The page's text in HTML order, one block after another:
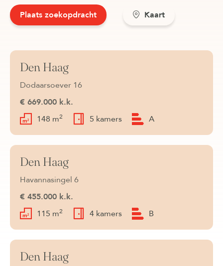
Plaats zoekopdracht
Kaart
Verkocht
Den Haag
Dodaarsoever 16
€ 669.000 k.k.
148 m2 5 kamers A
Verkocht
Den Haag
Havannasingel 6
€ 455.000 k.k.
115 m2 4 kamers B
Verkocht
Den Haag